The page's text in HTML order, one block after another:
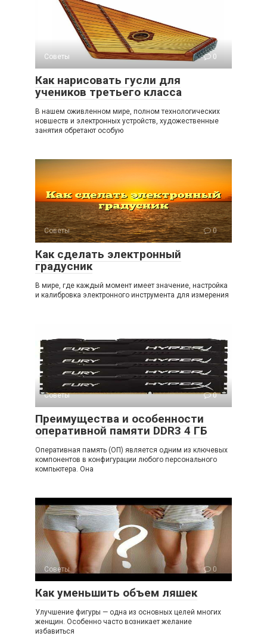
Советы 0
Как нарисовать гусли для
учеников третьего класса
В нашем оживленном мире, полном технологических
новшеств и электронных устройств, художественные
занятия обретают особую
Советы 0
Как сделать электронный
градусник
В мире, где каждый момент имеет значение, настройка
и калибровка электронного инструмента для измерения
Советы 0
Преимущества и особенности
оперативной памяти DDR3 4 ГБ
Оперативная память (ОП) является одним из ключевых
компонентов в конфигурации любого персонального
компьютера. Она
Советы 0
Как уменьшить объем ляшек
Улучшение фигуры — одна из основных целей многих
женщин. Особенно часто возникает желание
избавиться